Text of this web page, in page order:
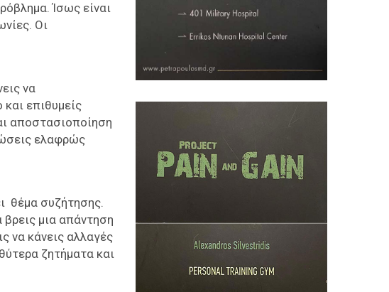
Ίσως είναι
Οι
να
επιθυμείς
αποστασιοποίηση
ελαφρώς
θέμα συζήτησης.
μια απάντηση
να κάνεις αλλαγές
ζητήματα και